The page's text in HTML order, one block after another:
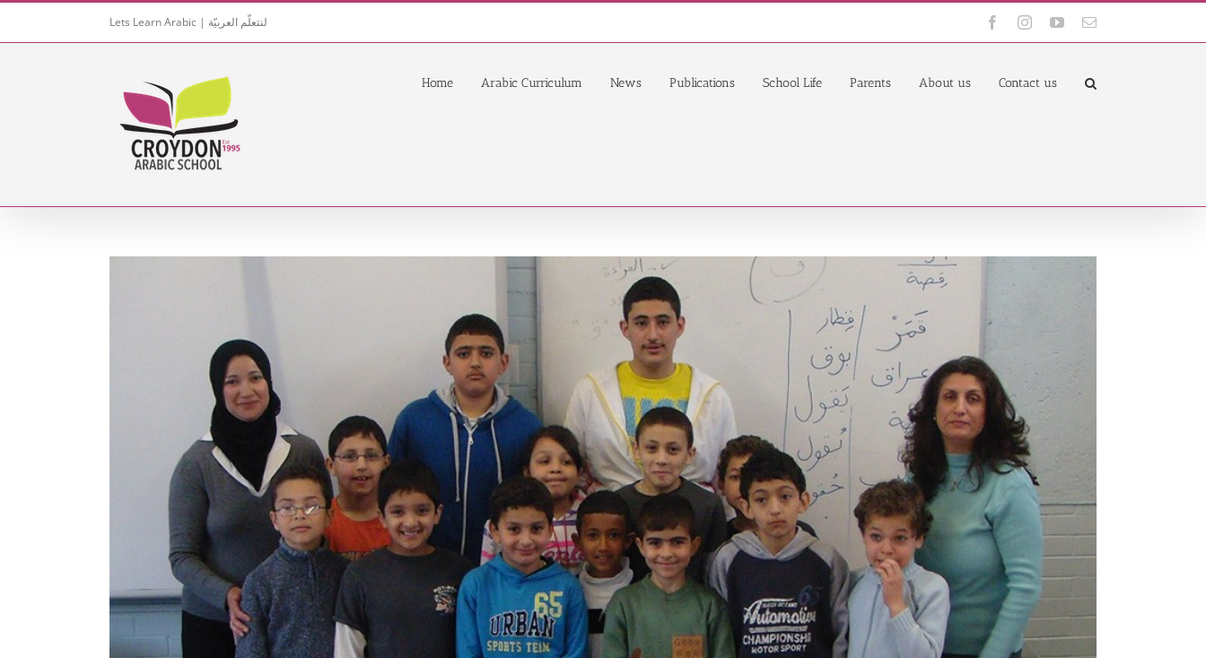
Skip
content
Lets Learn Arabic | لنتعلّم العربيّة FacebookInstagramYouTubeEmail
Home Arabic Curriculum News Publications School Life Parents About us Contact us